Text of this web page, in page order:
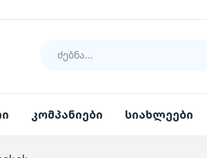
კომპანიები სიახლეები